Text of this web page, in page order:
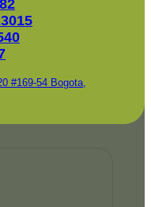
#169-54 Bogota,